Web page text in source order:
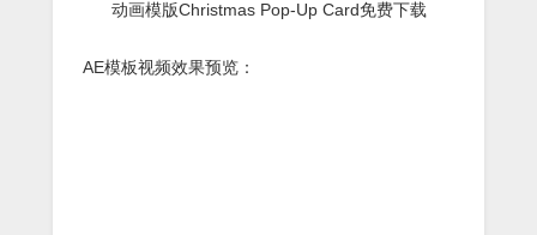
AE模板视频效果预览：